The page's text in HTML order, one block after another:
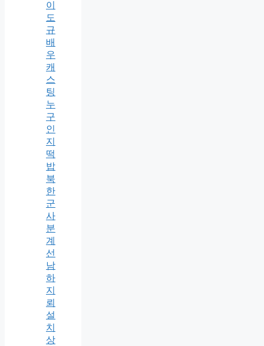
이
도
규
배
우
캐
스
팅
누
구
인
지
떡
밥
북
한
군
사
분
계
선
남
하
지
뢰
설
치
상